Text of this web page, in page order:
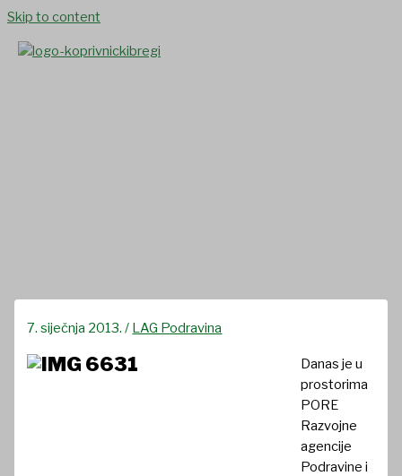
Skip to content
7. siječnja 2013./ LAG Podravina
Danas je u
prostorima
PORE
Razvojne
agencije
Podravine i